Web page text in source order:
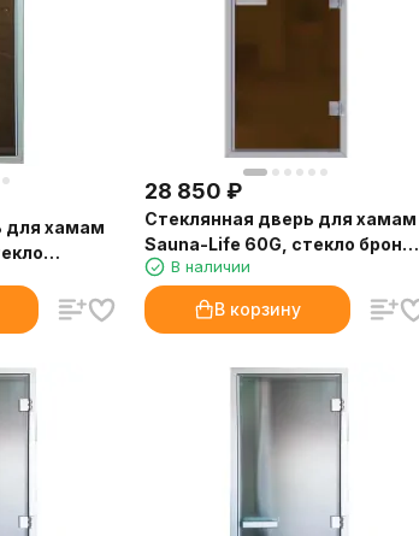
для хамам
28 850 ₽
Стеклянная дверь для хамам
Sauna-Life 60G, стекло бронза
матовая, 70x190 см.
В наличии
В корзину